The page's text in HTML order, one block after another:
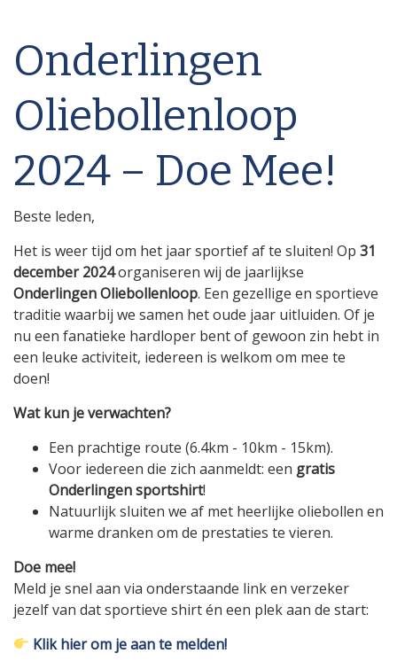
Onderlingen
Oliebollenloop
2024 – Doe Mee!
Beste leden,
Het is weer tijd om het jaar sportief af te sluiten! Op 31
december 2024organiseren wij de jaarlijkse
Onderlingen Oliebollenloop. Een gezellige en sportieve
traditie waarbij we samen het oude jaar uitluiden. Of je
nu een fanatieke hardloper bent of gewoon zin hebt in
een leuke activiteit, iedereen is welkom om mee te
doen!
Wat kun je verwachten?
Een prachtige route (6.4km - 10km - 15km).
Voor iedereen die zich aanmeldt: een gratis
Onderlingen sportshirt!
Natuurlijk sluiten we af met heerlijke oliebollen en
warme dranken om de prestaties te vieren.
Doe mee!
Meld je snel aan via onderstaande link en verzeker
jezelf van dat sportieve shirt én een plek aan de start:
Klik hier om je aan te melden!